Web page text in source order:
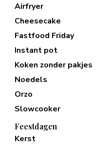
Airfryer
Cheesecake
Fastfood Friday
Instant pot
Koken zonder pakjes
Noedels
Orzo
Slowcooker
Feestdagen
Kerst